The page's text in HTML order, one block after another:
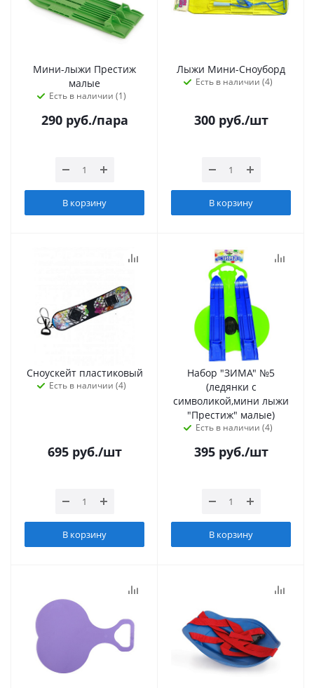
Мини-лыжи Престиж
малые
Есть в наличии (1)
290руб./пара
В корзину
Лыжи Мини-Сноуборд
Есть в наличии (4)
300руб./шт
В корзину
Сноускейт пластиковый
Есть в наличии (4)
695руб./шт
В корзину
Набор "ЗИМА" №5
(ледянки с
символикой,мини лыжи
"Престиж" малые)
Есть в наличии (4)
395руб./шт
В корзину